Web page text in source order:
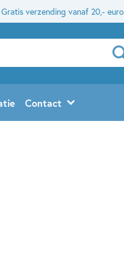
Gratis verzending vanaf 20,- euro
Contact